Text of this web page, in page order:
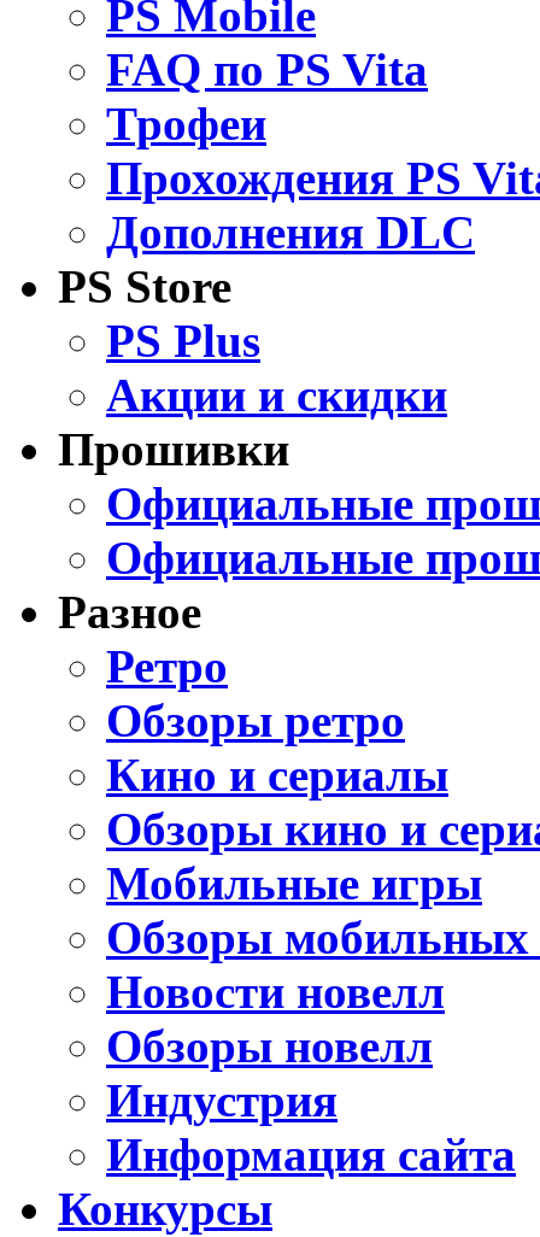
PS Mobile
FAQ по PS Vita
Трофеи
Прохождения PS
Дополнения DLC
PS Store
PS Plus
Акции и скидки
Прошивки
Официальные
Официальные
Разное
Ретро
Обзоры ретро
Кино и сериалы
Обзоры кино и
Мобильные игры
Обзоры мобильных
Новости новелл
Обзоры новелл
Индустрия
Информация сайта
Конкурсы